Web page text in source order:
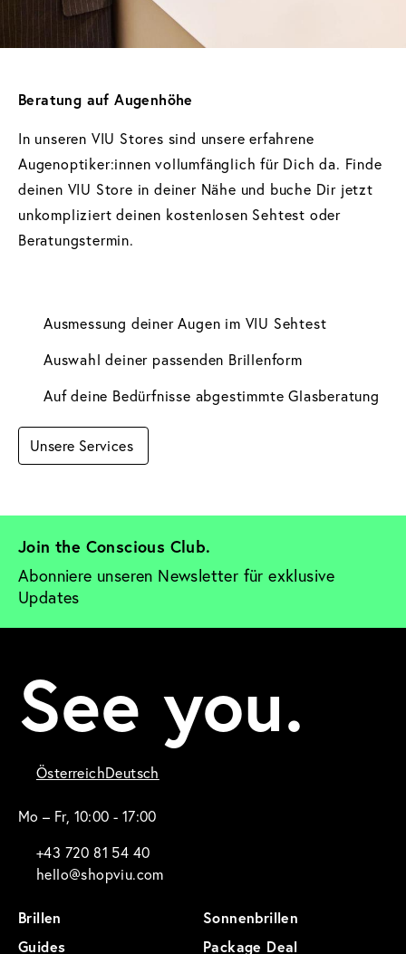
Beratung auf Augenhöhe
In unseren VIU Stores sind unsere erfahrene
Augenoptiker:innen vollumfänglich für Dich da. Finde
deinen VIU Store in deiner Nähe und buche Dir jetzt
unkompliziert deinen kostenlosen Sehtest oder
Beratungstermin.
Ausmessung deiner Augen im VIU Sehtest
Auswahl deiner passenden Brillenform
Auf deine Bedürfnisse abgestimmte Glasberatung
Join the Conscious Club.
Abonniere unseren Newsletter für exklusive
Updates
See you.
ÖsterreichDeutsch
Mo – Fr, 10:00 - 17:00
+43 720 81 54 40
hello@shopviu.com
Brillen
Sonnenbrillen
Guides
Package Deal